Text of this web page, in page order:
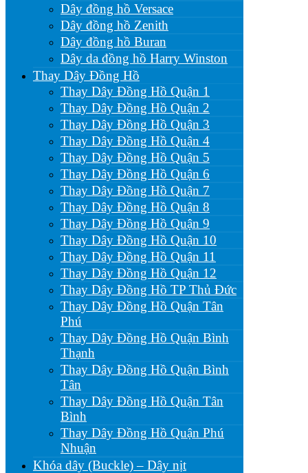
Dây đồng hồ Versace
Dây đồng hồ Zenith
Dây đồng hồ Buran
Dây da đồng hồ Harry Winston
Thay Dây Đồng Hồ
Thay Dây Đồng Hồ Quận 1
Thay Dây Đồng Hồ Quận 2
Thay Dây Đồng Hồ Quận 3
Thay Dây Đồng Hồ Quận 4
Thay Dây Đồng Hồ Quận 5
Thay Dây Đồng Hồ Quận 6
Thay Dây Đồng Hồ Quận 7
Thay Dây Đồng Hồ Quận 8
Thay Dây Đồng Hồ Quận 9
Thay Dây Đồng Hồ Quận 10
Thay Dây Đồng Hồ Quận 11
Thay Dây Đồng Hồ Quận 12
Thay Dây Đồng Hồ TP Thủ Đức
Thay Dây Đồng Hồ Quận Tân
Phú
Thay Dây Đồng Hồ Quận Bình
Thạnh
Thay Dây Đồng Hồ Quận Bình
Tân
Thay Dây Đồng Hồ Quận Tân
Bình
Thay Dây Đồng Hồ Quận Phú
Nhuận
Khóa dây (Buckle) – Dây nịt